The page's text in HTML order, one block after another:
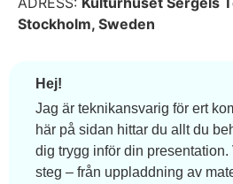
Stockholm, Sweden
Hej!
Jag är teknikansvarig för ert
här på sidan hittar du allt du
dig trygg inför din
steg – från uppladdning av